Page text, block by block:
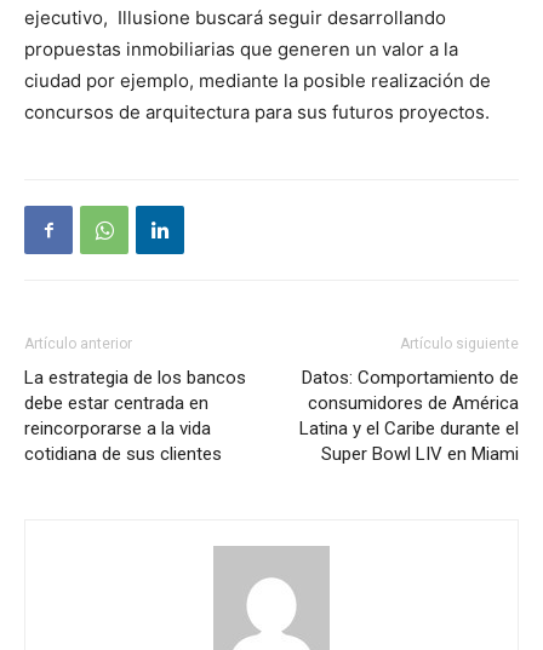
ejecutivo, Illusione buscará seguir desarrollando
propuestas inmobiliarias que generen un valor a la
ciudad por ejemplo, mediante la posible realización de
concursos de arquitectura para sus futuros proyectos.
Artículo anterior
La estrategia de los bancos
debe estar centrada en
reincorporarse a la vida
cotidiana de sus clientes
Artículo siguiente
Datos: Comportamiento de
consumidores de América
Latina y el Caribe durante el
Super Bowl LIV en Miami